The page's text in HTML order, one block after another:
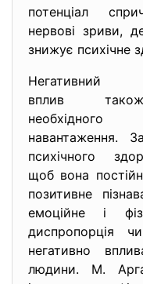
потенціал
нервові зриви,
знижує психічне
вплив
навантаження.
психічного
щоб вона
позитивне
емоційне і
диспропорція
негативно
людини. М.